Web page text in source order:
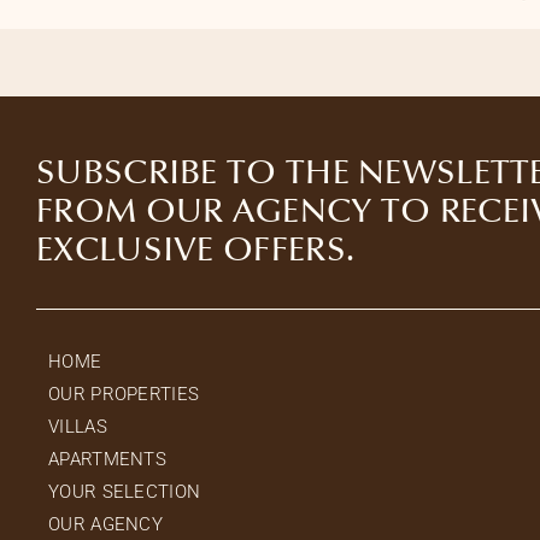
SUBSCRIBE TO THE
FROM OUR AGENCY TO
EXCLUSIVE OFFERS.
HOME
OUR PROPERTIES
VILLAS
APARTMENTS
YOUR SELECTION
OUR AGENCY